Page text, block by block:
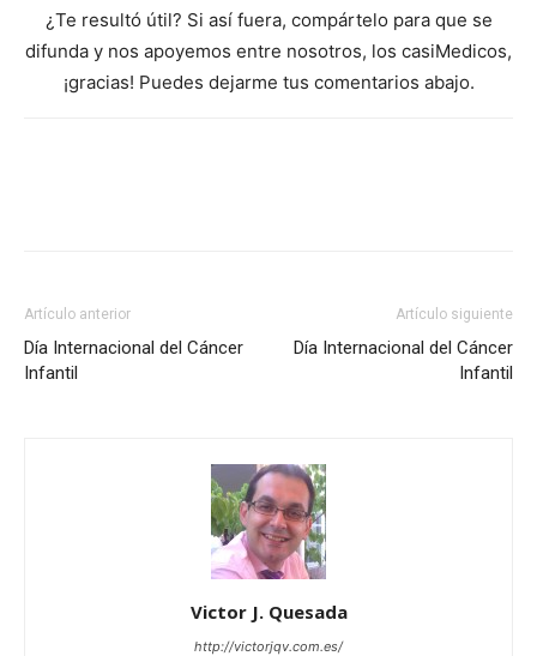
¿Te resultó útil? Si así fuera, compártelo para que se
difunda y nos apoyemos entre nosotros, los casiMedicos,
¡gracias! Puedes dejarme tus comentarios abajo.
Artículo anterior
Día Internacional del Cáncer
Infantil
Artículo siguiente
Día Internacional del Cáncer
Infantil
Victor J. Quesada
http://victorjqv.com.es/